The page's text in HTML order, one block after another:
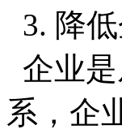
3. 降
企业
系，企